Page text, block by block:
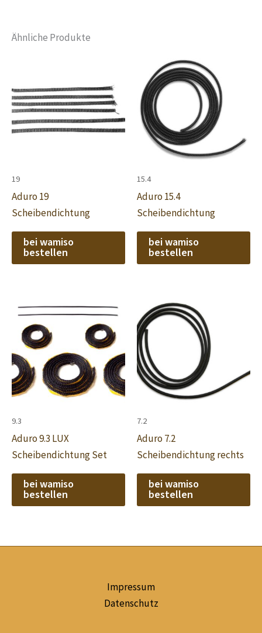
Ähnliche Produkte
19
Aduro 19
Scheibendichtung
bei wamiso
bestellen
15.4
Aduro 15.4
Scheibendichtung
bei wamiso
bestellen
9.3
Aduro 9.3 LUX
Scheibendichtung Set
bei wamiso
bestellen
7.2
Aduro 7.2
Scheibendichtung rechts
bei wamiso
bestellen
Impressum
Datenschutz